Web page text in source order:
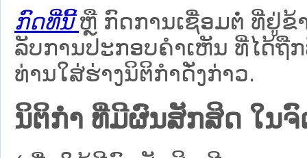
ກົດທີ່ນີ້ ຫຼື ກົດການເຊື່ອມຕໍ່ ທີ່ຢູ່ຂ້
ລັບການປະກອບຄຳເຫັນ ທີ່ໄດ້ຖື
ທ່ານໃສ່ຮ່າງນິຕິກຳດັ່ງກ່າວ.
ນິຕິກໍາ ທີ່ມີຜົນສັກສິດ ໃນ